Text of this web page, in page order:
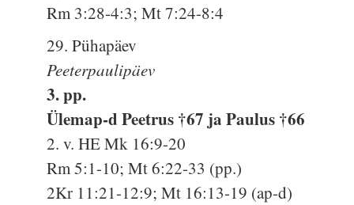
Rm 3:28-4:3; Mt 7:24-8:4
29. Pühapäev
Peeterpaulipäev
3. pp.
Ülemap-d Peetrus †67 ja Paulus †66
2. v. HE Mk 16:9-20
Rm 5:1-10; Mt 6:22-33 (pp.)
2Kr 11:21-12:9; Mt 16:13-19 (ap-d)